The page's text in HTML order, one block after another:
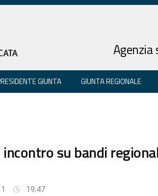
Agenzia
GIUNTA GIUNTA REGIONALE
incontro su bandi
19:47